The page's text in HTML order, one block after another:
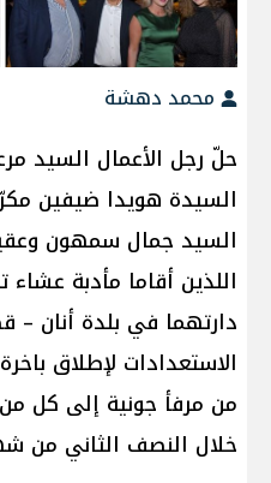
محمد دهشة
حلّ رجل الأعمال السيد
السيدة هويدا ضيفين
السيد جمال سمهون
اللذين أقاما مأدبة
دارتهما في بلدة أنان –
من مرفأ جونية إلى كل
خلال النصف الثاني من